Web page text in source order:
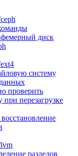
диск
систему
проверить
перезагрузке
lvm
разделов